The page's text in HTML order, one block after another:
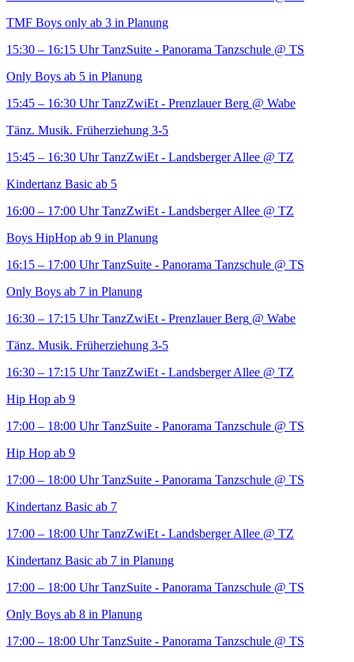
TMF Boys only ab 3 in Planung
15:30 – 16:15 Uhr TanzSuite - Panorama Tanzschule @ TS
Only Boys ab 5 in Planung
15:45 – 16:30 Uhr TanzZwiEt - Prenzlauer Berg @ Wabe
Tänz. Musik. Früherziehung 3-5
15:45 – 16:30 Uhr TanzZwiEt - Landsberger Allee @ TZ
Kindertanz Basic ab 5
16:00 – 17:00 Uhr TanzZwiEt - Landsberger Allee @ TZ
Boys HipHop ab 9 in Planung
16:15 – 17:00 Uhr TanzSuite - Panorama Tanzschule @ TS
Only Boys ab 7 in Planung
16:30 – 17:15 Uhr TanzZwiEt - Prenzlauer Berg @ Wabe
Tänz. Musik. Früherziehung 3-5
16:30 – 17:15 Uhr TanzZwiEt - Landsberger Allee @ TZ
Hip Hop ab 9
17:00 – 18:00 Uhr TanzSuite - Panorama Tanzschule @ TS
Hip Hop ab 9
17:00 – 18:00 Uhr TanzSuite - Panorama Tanzschule @ TS
Kindertanz Basic ab 7
17:00 – 18:00 Uhr TanzZwiEt - Landsberger Allee @ TZ
Kindertanz Basic ab 7 in Planung
17:00 – 18:00 Uhr TanzSuite - Panorama Tanzschule @ TS
Only Boys ab 8 in Planung
17:00 – 18:00 Uhr TanzSuite - Panorama Tanzschule @ TS